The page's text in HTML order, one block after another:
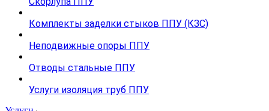
Комплекты заделки стыков ППУ (КЗС)
Неподвижные опоры ППУ
Отводы стальные ППУ
Услуги изоляция труб ППУ